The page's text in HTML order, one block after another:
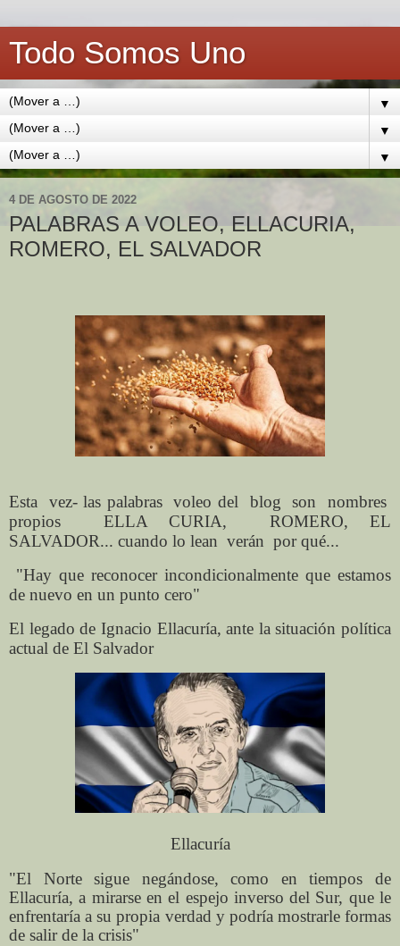
Todo Somos Uno
▼
▼
▼
4 DE AGOSTO DE 2022
PALABRAS A VOLEO, ELLACURIA,
ROMERO, EL SALVADOR
Esta vez- las palabras voleo del blog son
nombres
propios
ELLA CURIA,
ROMERO, EL
SALVADOR... cuando lo lean verán por qué...
"Hay que reconocer incondicionalmente que estamos
de nuevo en un punto cero"
El legado de Ignacio Ellacuría, ante la situación política
actual de El Salvador
Ellacuría
"El Norte sigue negándose, como en tiempos de
Ellacuría, a mirarse en el espejo inverso del Sur, que le
enfrentaría a su propia verdad y podría mostrarle formas
de salir de la crisis"